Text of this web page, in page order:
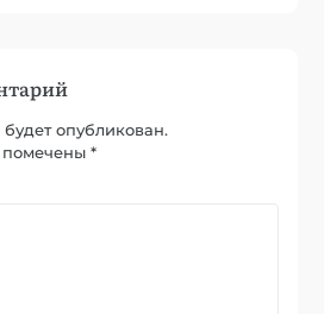
опубликован.
помечены*